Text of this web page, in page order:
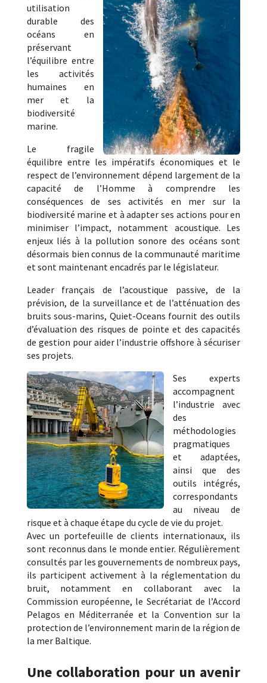
utilisation
durable des
océans en
préservant
l’équilibre entre
les activités
humaines en
mer et la
biodiversité
marine.
Le fragile
équilibre entre les impératifs économiques et le
respect de l’environnement dépend largement de la
capacité de l’Homme à comprendre les
conséquences de ses activités en mer sur la
biodiversité marine et à adapter ses actions pour en
minimiser l’impact, notamment acoustique. Les
enjeux liés à la pollution sonore des océans sont
désormais bien connus de la communauté maritime
et sont maintenant encadrés par le législateur.
Leader français de l’acoustique passive, de la
prévision, de la surveillance et de l’atténuation des
bruits sous-marins, Quiet-Oceans fournit des outils
d’évaluation des risques de pointe et des capacités
de gestion pour aider l’industrie offshore à sécuriser
ses projets.
Ses experts
accompagnent
l’industrie avec
des
méthodologies
pragmatiques
et adaptées,
ainsi que des
outils intégrés,
correspondants
au niveau de
risque et à chaque étape du cycle de vie du projet.
Avec un portefeuille de clients internationaux, ils
sont reconnus dans le monde entier. Régulièrement
consultés par les gouvernements de nombreux pays,
ils participent activement à la réglementation du
bruit, notamment en collaborant avec la
Commission européenne, le Secrétariat de l’Accord
Pelagos en Méditerranée et la Convention sur la
protection de l’environnement marin de la région de
la mer Baltique.
Une collaboration pour un avenir